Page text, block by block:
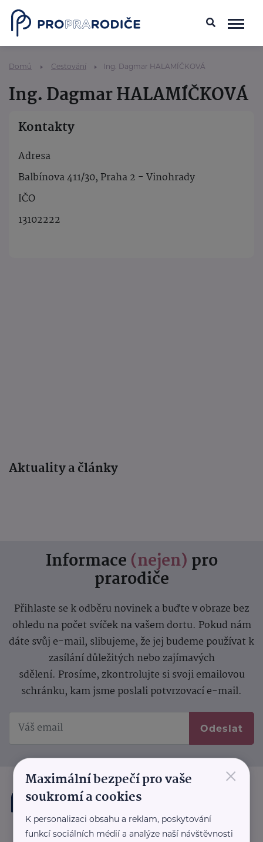
Domů Cestování Ing. Dagmar HALAMÍČKOVÁ
Ing. Dagmar HALAMÍČKOVÁ
Kontakty
Adresa
Balbínova 411/30, Praha 2 - Vinohrady
IČO
13102222
Aktuality a články
Informace (nejen) pro
prarodiče
Přihlaste se k odběru novinek a buďte v obraze bez
ohledu na počet svíček na vašem dortu. Pokud nám
dáte svůj e-mail, slibujeme, že jej budeme používat k
zasílání důležitých nebo zajímavých
sdělení. Prosíme, zkontrolujte si svoji emailovou
schránku, kam jsme poslali potvrzovací e-mail.
Odeslat
×
Maximální bezpečí pro vaše
soukromí a cookies
K personalizaci obsahu a reklam, poskytování
funkcí sociálních médií a analýze naší návštěvnosti